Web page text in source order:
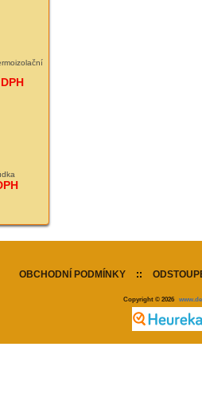
OBCHODNÍ PODMÍNKY ::
Copyright © 2026